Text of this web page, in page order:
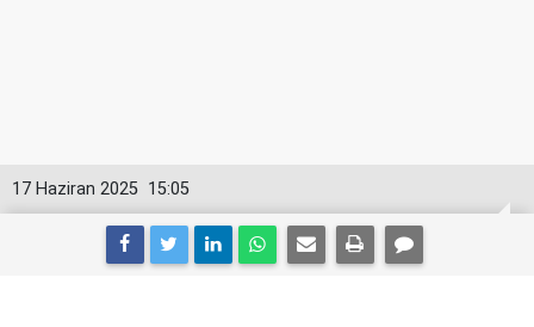
15:05
17 Haziran 2025